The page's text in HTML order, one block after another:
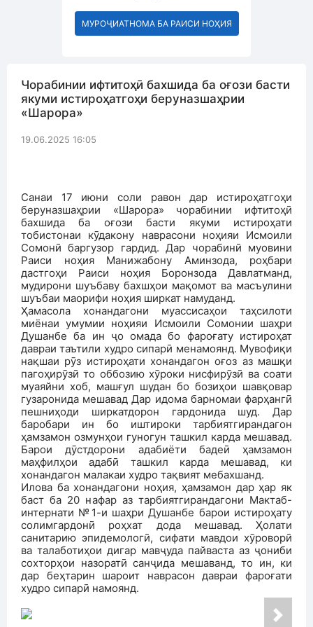
МУРОҶИАТНОМА БА РАИСИ НОҲИЯ
Чорабинии ифтитоҳӣ бахшида ба оғози басти
якуми истироҳатгоҳи беруназшаҳрии
«Шарора»
19.06.2025 16:05
Санаи 17 июни соли равон дар истироҳатгоҳи
беруназшаҳрии «Шарора» чорабинии ифтитоҳӣ
бахшида ба оғози басти якуми истироҳати
тобистонаи кӯдакону наврасони ноҳияи Исмоили
Сомонӣ баргузор гардид. Дар чорабинӣ муовини
Раиси ноҳия Манижабону Аминзода, роҳбари
дастгоҳи Раиси ноҳия Боронзода Давлатманд,
мудирони шуъбаву бахшҳои мақомот ва масъулини
шуъбаи маорифи ноҳия ширкат намуданд.
Ҳамасола хонандагони муассисаҳои таҳсилоти
миёнаи умумии ноҳияи Исмоили Сомонии шаҳри
Душанбе ба ин ҷо омада бо фароғату истироҳат
давраи таътили худро сипарӣ менамоянд. Мувофиқи
нақшаи рӯз истироҳати хонандагон оғоз аз машқи
пагоҳирӯзӣ то оббозию хӯроки нисфирӯзӣ ва соати
муаяйни хоб, машғул шудан бо бозиҳои шавқовар
гузаронида мешавад Дар идома барномаи фарҳангӣ
пешниҳоди ширкатдорон гардонида шуд. Дар
баробари ин бо иштироки тарбиятгирандагон
ҳамзамон озмунҳои гуногун ташкил карда мешавад.
Барои дӯстдорони адабиёти бадеӣ ҳамзамон
маҳфилҳои адабӣ ташкил карда мешавад, ки
хонандагон малакаи худро тақвият мебахшанд.
Илова ба хонандагони ноҳия, ҳамзамон дар ҳар як
баст ба 20 нафар аз тарбиятгирандагони Мактаб-
интернати №1-и шаҳри Душанбе барои истироҳату
солимгардонӣ роҳхат дода мешавад. Ҳолати
санитарию эпидемологӣ, сифати мавдои хӯроворӣ
ва талаботиҳои дигар мавҷуда пайваста аз ҷониби
сохторҳои назоратӣ санҷида мешаванд, то ин, ки
дар беҳтарин шароит наврасон давраи фароғати
худро сипарӣ намоянд.